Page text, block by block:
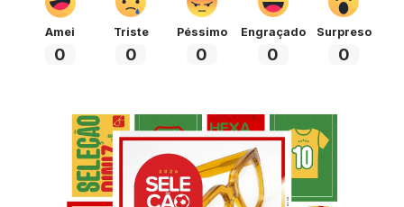
Amei
0
Triste
0
Péssimo
0
Engraçado
0
Surpreso
0